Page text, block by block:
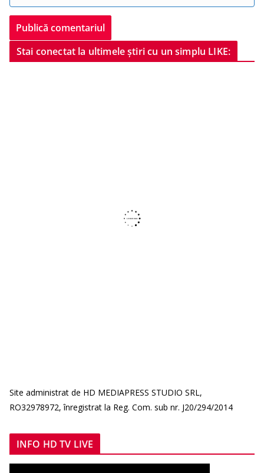
Stai conectat la ultimele știri cu un simplu LIKE:
Site administrat de HD MEDIAPRESS STUDIO SRL,
RO32978972, înregistrat la Reg. Com. sub nr. J20/294/2014
INFO HD TV LIVE